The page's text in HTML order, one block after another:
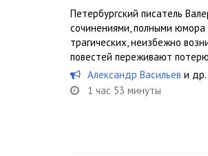
Петербургский писатель
сочинениями, полными
трагических, неизбежно
повестей переживают
Александр Васильев и др.
1 час 53 минуты